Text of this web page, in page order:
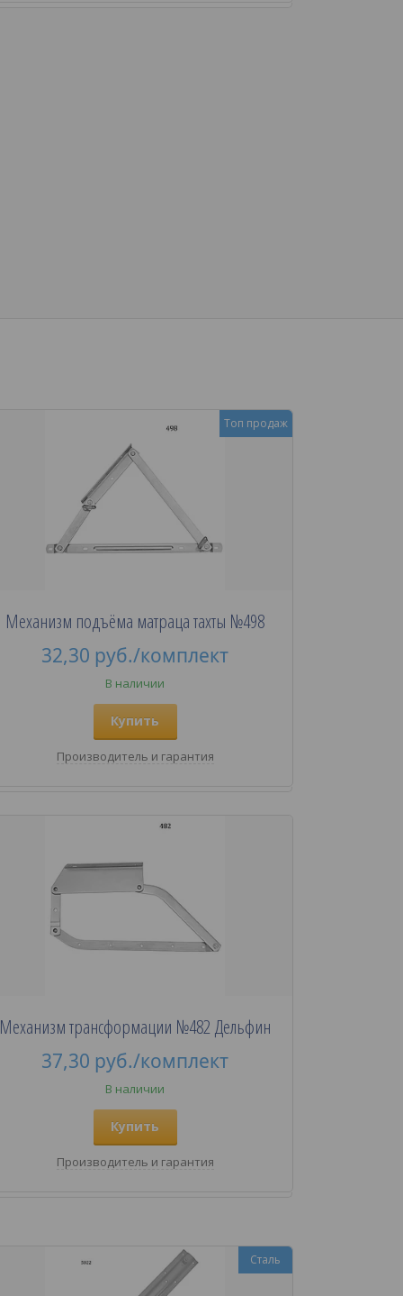
Топ продаж
Механизм подъёма матраца тахты №498
32,30 руб./комплект
В наличии
Купить
Производитель и гарантия
Механизм трансформации №482 Дельфин
37,30 руб./комплект
В наличии
Купить
Производитель и гарантия
Сталь